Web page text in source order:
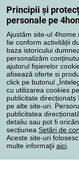
Principii și
personale pe
Ajustăm site-ul
fie conform activității
baza istoricului
personalizăm
ajutorul fișierelor
afisează oferte si
click pe butonul
cu utilizarea cookies
publicitate
pe alte site-uri.
publicitatea
detaliu sau pot fi
secțiunea Setări de
Aceste site-uri
multe informaţii aici
Reclamaţii
Retragere de la contract
Regulile de procesare a
Metode de
Metode de plată
Magazin de